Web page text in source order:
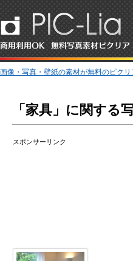
画像・写真・壁紙の素材が無料のピクリ
「家具」に関する
スポンサーリンク